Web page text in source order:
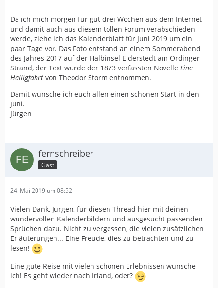
Da ich mich morgen für gut drei Wochen aus dem Internet
und damit auch aus diesem tollen Forum verabschieden
werde, ziehe ich das Kalenderblatt für Juni 2019 um ein
paar Tage vor. Das Foto entstand an einem Sommerabend
des Jahres 2017 auf der Halbinsel Eiderstedt am Ordinger
Strand, der Text wurde der 1873 verfassten Novelle Eine
Halligfahrt von Theodor Storm entnommen.
Damit wünsche ich euch allen einen schönen Start in den
Juni.
Jürgen
fernschreiber
Gast
24. Mai 2019 um 08:52
Vielen Dank, Jürgen, für diesen Thread hier mit deinen
wundervollen Kalenderbildern und ausgesucht passenden
Sprüchen dazu. Nicht zu vergessen, die vielen zusätzlichen
Erläuterungen... Eine Freude, dies zu betrachten und zu
lesen!
Eine gute Reise mit vielen schönen Erlebnissen wünsche
ich! Es geht wieder nach Irland, oder?